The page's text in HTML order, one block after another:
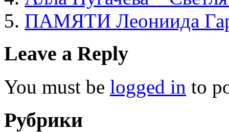
ПАМЯТИ Леониида
Leave a Reply
You must be logged in to
Рубрики